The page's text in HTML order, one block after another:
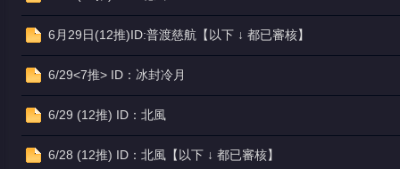
6月29日(12推)ID:普渡慈航【以下 ↓ 都已審核】
6/29<7推> ID：冰封冷月
6/29 (12推) ID：北風
6/28 (12推) ID：北風【以下 ↓ 都已審核】